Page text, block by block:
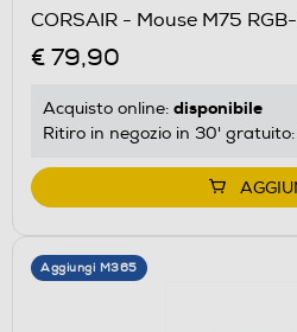
CORSAIR - Mouse M75
€ 79,90
Acquisto online: disponibile
Ritiro in negozio in 30' gratuito:
Aggiungi M365